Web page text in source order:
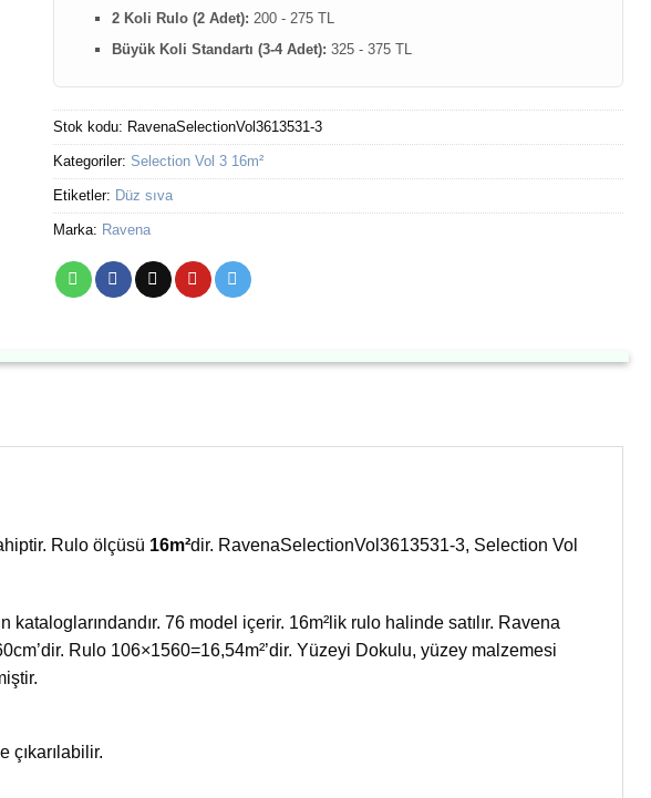
2 Koli Rulo (2 Adet): 200 - 275 TL
Büyük Koli Standartı (3-4 Adet): 325 - 375 TL
Stok kodu: RavenaSelectionVol3613531-3
Kategoriler: Selection Vol 3 16m²
Etiketler: Düz sıva
Marka: Ravena
Rulo ölçüsü 16m²dir. RavenaSelectionVol3613531-3, Selection Vol
kataloglarındandır. 76 model içerir. 16m²lik rulo halinde satılır. Ravena
Rulo 106×1560=16,54m²’dir. Yüzeyi Dokulu, yüzey malzemesi